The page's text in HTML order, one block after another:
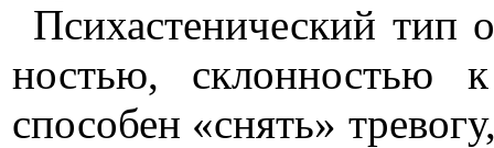
Психастенический тип
ностью, склонностью
спосо­бен «снять»